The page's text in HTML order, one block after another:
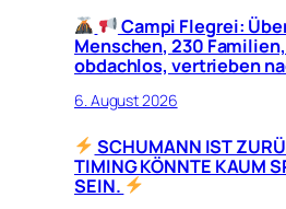
Campi Flegrei:
Menschen, 230
obdachlos, vertrieben
6. August 2026
SCHUMANN IST
TIMING KÖNNTE KAUM
SEIN.